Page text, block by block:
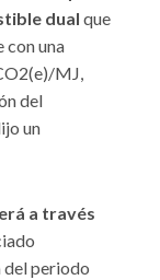
dual que
con una
MJ,
del
un
a través
del periodo